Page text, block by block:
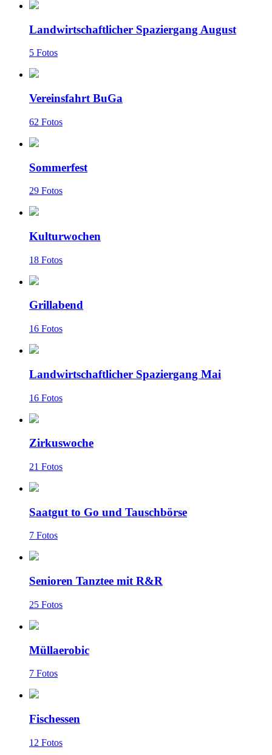
Landwirtschaftlicher Spaziergang August
5 Fotos
Vereinsfahrt BuGa
62 Fotos
Sommerfest
29 Fotos
Kulturwochen
18 Fotos
Grillabend
16 Fotos
Landwirtschaftlicher Spaziergang Mai
16 Fotos
Zirkuswoche
21 Fotos
Saatgut to Go und Tauschbörse
7 Fotos
Senioren Tanztee mit R&R
25 Fotos
Müllaerobic
7 Fotos
Fischessen
12 Fotos